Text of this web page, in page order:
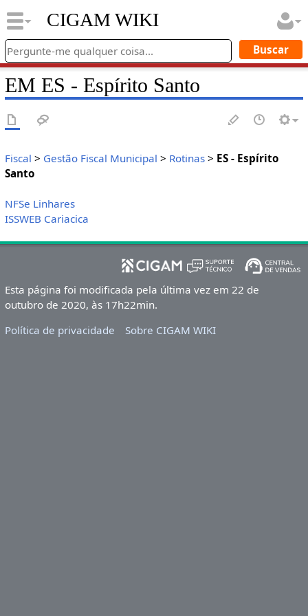
CIGAM WIKI
EM ES - Espírito Santo
Fiscal > Gestão Fiscal Municipal > Rotinas> ES - Espírito
Santo
NFSe Linhares
ISSWEB Cariacica
Esta página foi modificada pela última vez em 22 de
outubro de 2020, às 17h22min.
Política de privacidade
Sobre CIGAM WIKI